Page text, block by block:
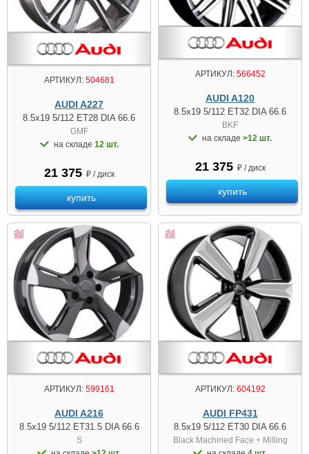
АРТИКУЛ:504681
AUDI A227
8.5x19 5/112 ET28 DIA 66.6
GMF
на складе 12 шт.
21 375 ₽ / диск
купить
АРТИКУЛ:566452
AUDI A120
8.5x19 5/112 ET32 DIA 66.6
BKF
на складе >12 шт.
21 375 ₽ / диск
купить
АРТИКУЛ:599161
AUDI A216
8.5x19 5/112 ET31.5 DIA 66.6
S
АРТИКУЛ:604192
AUDI FP431
8.5x19 5/112 ET30 DIA 66.6
Black Machined Face + Milling